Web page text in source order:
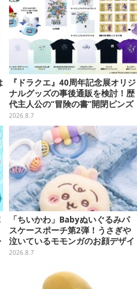
『ドラクエ』40周年記念展オリジ
ナルグッズの事後通販を検討！歴
代主人公の“冒険の書”開閉ピンズ
をはじめ、ユニークなＴシャツや
雑貨など
2026.8.7
「ちいかわ」Babyぬいぐるみパ
スケースポーチ第2弾！うさぎや
泣いているモモンガのお顔デザイ
ン全4種が8月下旬プライズ展開
2026.8.7